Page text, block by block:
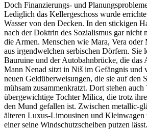
Doch Finanzierungs- und
Lediglich das Kellergeschoss wurde
Wasser von den Decken. In den stickigen
nach der Doktrin des Sozialismus gar nicht
die Armen. Menschen wie Mara, Vera oder
aus irgendwelchen serbischen Dörfern. Sie
Bauruine und der Autobahnbrücke, die das
Mann Nenad sitzt in Niš im Gefängnis und
neuen Geldüberweisungen, die sie auf den
mühsam zusammenkratzt. Dort stehen auch
übergewichtige Tochter Milica, die trotz
den Mund gefallen ist. Zwischen metallic-
älteren Luxus-Limousinen und Kleinwagen
einer seine Windschutzscheiben putzen lässt.